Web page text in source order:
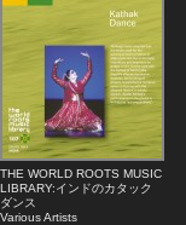
THE WORLD ROOTS MUSIC
LIBRARY:インドのカタック
ダンス
Various Artists